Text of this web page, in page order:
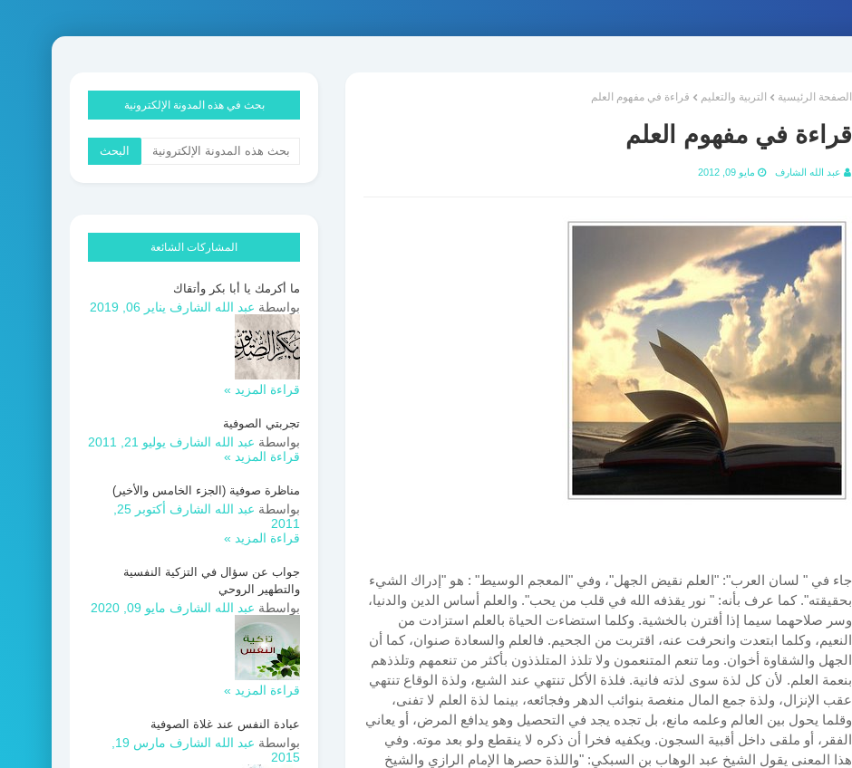
الصفحة الرئيسية التربية والتعليم قراءة في مفهوم العلم
قراءة في مفهوم العلم
عبد الله الشارف مايو 09, 2012
جاء في " لسان العرب": "العلم نقيض الجهل"، وفي "المعجم الوسيط" : هو "إدراك الشيء
بحقيقته". كما عرف بأنه: " نور يقذفه الله في قلب من يحب". والعلم أساس الدين والدنيا،
وسر صلاحهما سيما إذا أقترن بالخشية. وكلما استضاءت الحياة بالعلم استزادت من
النعيم، وكلما ابتعدت وانحرفت عنه، اقتربت من الجحيم. فالعلم والسعادة صنوان، كما أن
الجهل والشقاوة أخوان. وما تنعم المتنعمون ولا تلذذ المتلذذون بأكثر من تنعمهم وتلذذهم
بنعمة العلم. لأن كل لذة سوى لذته فانية. فلذة الأكل تنتهي عند الشبع، ولذة الوقاع تنتهي
عقب الإنزال، ولذة جمع المال منغصة بنوائب الدهر وفجائعه، بينما لذة العلم لا تفنى،
وقلما يحول بين العالم وعلمه مانع، بل تجده يجد في التحصيل وهو يدافع المرض، أو يعاني
الفقر، أو ملقى داخل أقبية السجون. ويكفيه فخرا أن ذكره لا ينقطع ولو بعد موته. وفي
هذا المعنى يقول الشيخ عبد الوهاب بن السبكي: "واللذة حصرها الإمام الرازي والشيخ
بحث في هذه المدونة الإلكترونية
المشاركات الشائعة
ما أكرمك يا أبا بكر وأتقاك
بواسطة عبد الله الشارف يناير 06, 2019
قراءة المزيد »
تجربتي الصوفية
بواسطة عبد الله الشارف يوليو 21, 2011
قراءة المزيد »
مناظرة صوفية (الجزء الخامس والأخير)
بواسطة عبد الله الشارف
2011
قراءة المزيد »
جواب عن سؤال في التزكية النفسية
والتطهير الروحي
بواسطة عبد الله الشارف مايو 09, 2020
قراءة المزيد »
عبادة النفس عند غلاة الصوفية
بواسطة عبد الله الشارف
2015